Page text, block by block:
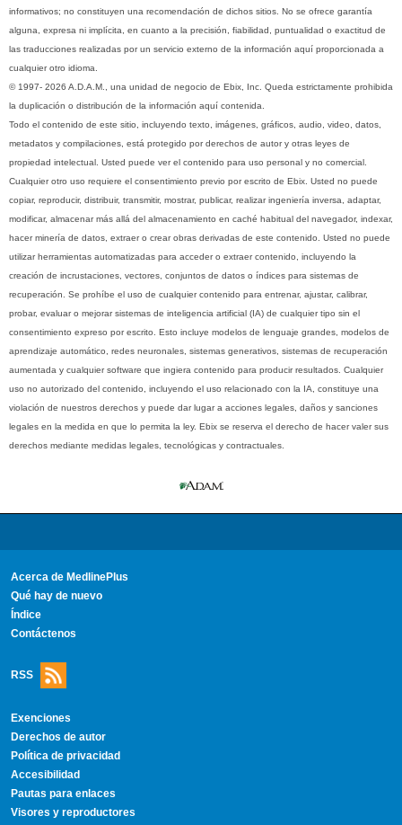
informativos; no constituyen una recomendación de dichos sitios. No se ofrece garantía
alguna, expresa ni implícita, en cuanto a la precisión, fiabilidad, puntualidad o exactitud de
las traducciones realizadas por un servicio externo de la información aquí proporcionada a
cualquier otro idioma.
© 1997- 2026 A.D.A.M., una unidad de negocio de Ebix, Inc. Queda estrictamente prohibida
la duplicación o distribución de la información aquí contenida.
Todo el contenido de este sitio, incluyendo texto, imágenes, gráficos, audio, video, datos,
metadatos y compilaciones, está protegido por derechos de autor y otras leyes de
propiedad intelectual. Usted puede ver el contenido para uso personal y no comercial.
Cualquier otro uso requiere el consentimiento previo por escrito de Ebix. Usted no puede
copiar, reproducir, distribuir, transmitir, mostrar, publicar, realizar ingeniería inversa, adaptar,
modificar, almacenar más allá del almacenamiento en caché habitual del navegador, indexar,
hacer minería de datos, extraer o crear obras derivadas de este contenido. Usted no puede
utilizar herramientas automatizadas para acceder o extraer contenido, incluyendo la
creación de incrustaciones, vectores, conjuntos de datos o índices para sistemas de
recuperación. Se prohíbe el uso de cualquier contenido para entrenar, ajustar, calibrar,
probar, evaluar o mejorar sistemas de inteligencia artificial (IA) de cualquier tipo sin el
consentimiento expreso por escrito. Esto incluye modelos de lenguaje grandes, modelos de
aprendizaje automático, redes neuronales, sistemas generativos, sistemas de recuperación
aumentada y cualquier software que ingiera contenido para producir resultados. Cualquier
uso no autorizado del contenido, incluyendo el uso relacionado con la IA, constituye una
violación de nuestros derechos y puede dar lugar a acciones legales, daños y sanciones
legales en la medida en que lo permita la ley. Ebix se reserva el derecho de hacer valer sus
derechos mediante medidas legales, tecnológicas y contractuales.
Acerca de MedlinePlus
Qué hay de nuevo
Índice
Contáctenos
RSS
Exenciones
Derechos de autor
Política de privacidad
Accesibilidad
Pautas para enlaces
Visores y reproductores